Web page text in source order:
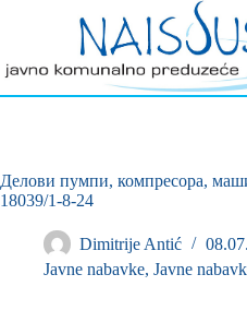
Делови пумпи, компресора,
18039/1-8-24
Dimitrije Antić
Javne nabavke, Javne